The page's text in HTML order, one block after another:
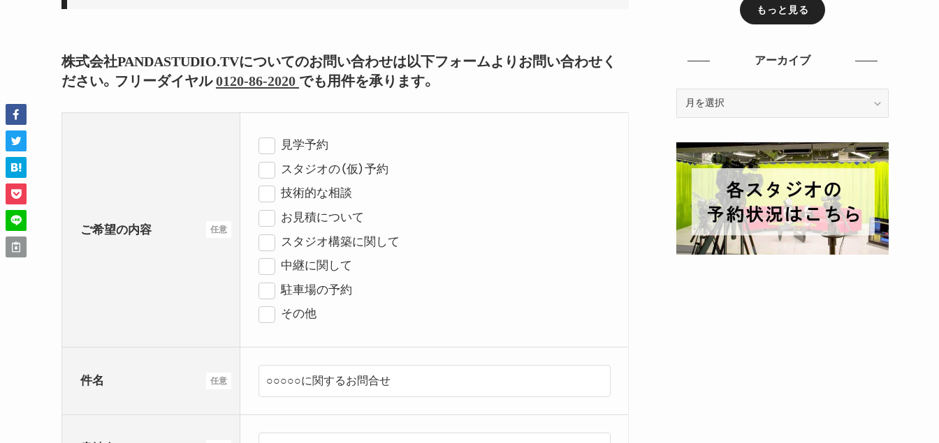
株式会社PANDASTUDIO.TVについてのお問い合わせは以下フォームよりお問い合わせく
ださい。フリーダイヤル0120-86-2020 でも用件を承ります。
任意
ご希望の内容
見学予約
スタジオの（仮）予約
技術的な相談
お見積について
スタジオ構築に関して
中継に関して
駐車場の予約
その他
任意
件名
もっと見る
アーカイブ
イ
ブ